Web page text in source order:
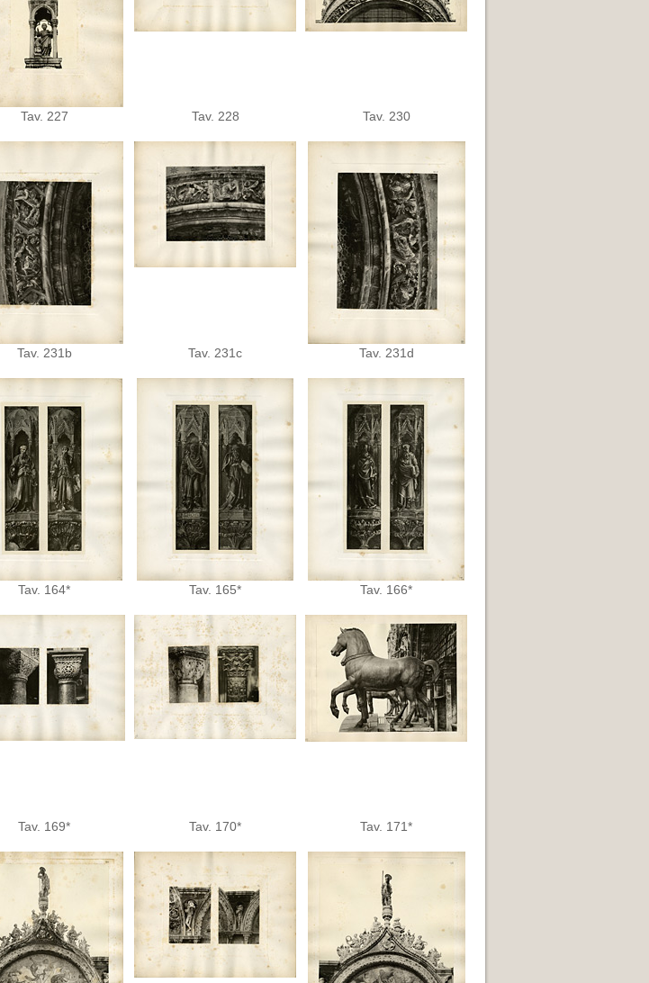
Tav. 227 Tav. 228 Tav. 230
Tav. 231b Tav. 231c Tav. 231d
Tav. 164* Tav. 165* Tav. 166*
Tav. 169* Tav. 170* Tav. 171*